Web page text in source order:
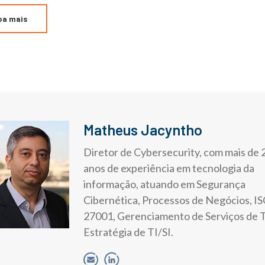
mais
Matheus Jacyntho
Diretor de Cybersecurity, com mais de
anos de experiência em tecnologia da
informação, atuando em Segurança
Cibernética, Processos de Negócios,
27001, Gerenciamento de Serviços de
Estratégia de TI/SI.